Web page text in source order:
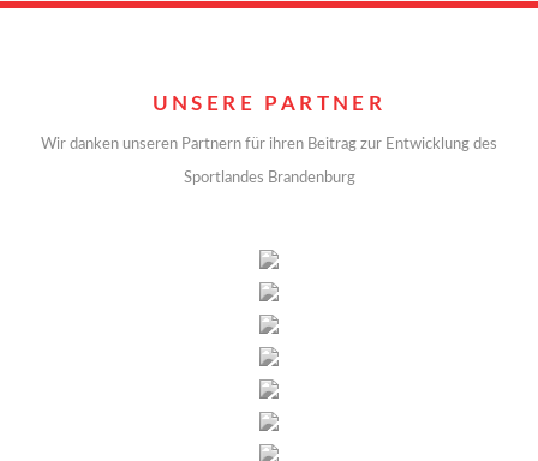
UNSERE PARTNER
Wir danken unseren Partnern für ihren Beitrag zur Entwicklung des
Sportlandes Brandenburg